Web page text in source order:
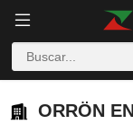
ORRÖN
ORRÖN